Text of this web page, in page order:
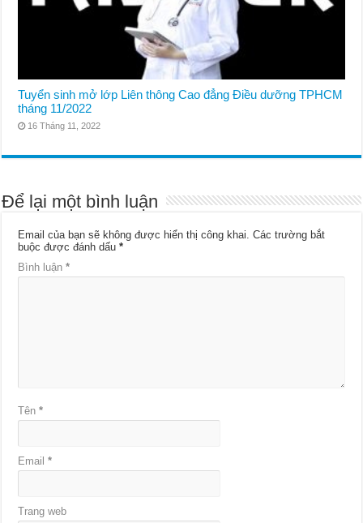
Tuyển sinh mở lớp Liên thông Cao đẳng Điều dưỡng TPHCM
tháng 11/2022
16 Tháng 11, 2022
Để lại một bình luận
Email của bạn sẽ không được hiển thị công khai. Các trường bắt
buộc được đánh dấu*
Bình luận*
Tên*
Email*
Trang web